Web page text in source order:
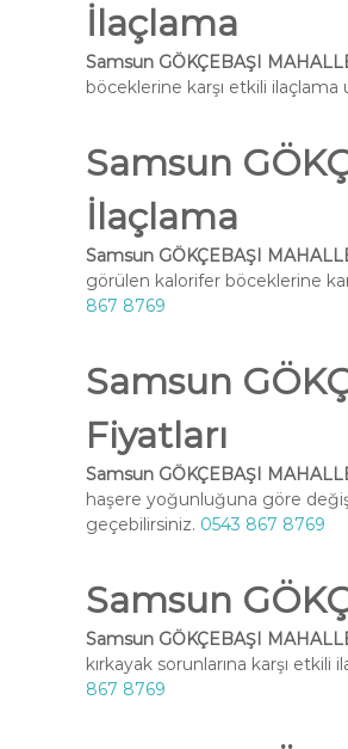
İlaçlama
Samsun GÖKÇEBAŞI
böceklerine karşı etkili ilaçlama
Samsun
İlaçlama
Samsun GÖKÇEBAŞI
görülen kalorifer böceklerine
867 8769
Samsun
Fiyatları
Samsun GÖKÇEBAŞI
haşere yoğunluğuna göre
geçebilirsiniz. 0543 867 8769
Samsun
Samsun GÖKÇEBAŞI
kırkayak sorunlarına karşı
867 8769